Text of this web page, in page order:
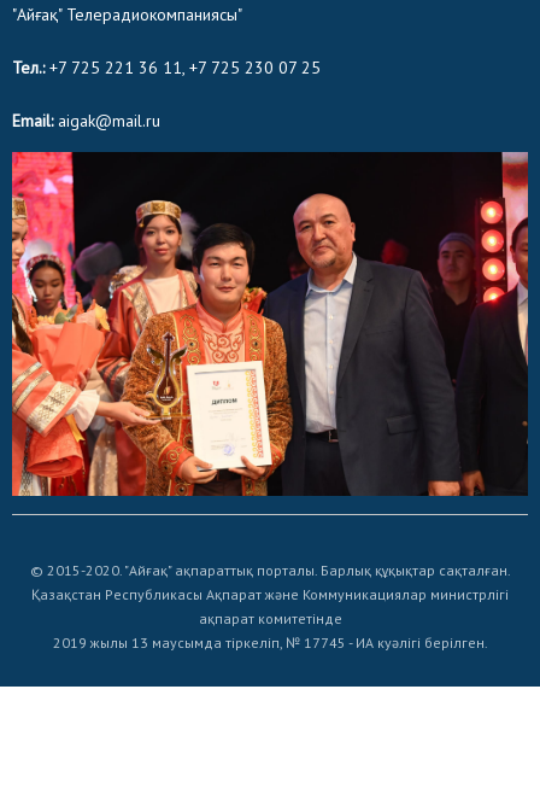
"Айғақ" Телерадиокомпаниясы"
Тел.:+7 725 221 36 11, +7 725 230 07 25
Email:aigak@mail.ru
© 2015-2020. "Айғақ" ақпараттық порталы. Барлық құқықтар сақталған.
Қазақстан Республикасы Ақпарат және Коммуникациялар министрлігі
ақпарат комитетінде
2019 жылы 13 маусымда тіркеліп, № 17745 - ИА куәлігі берілген.